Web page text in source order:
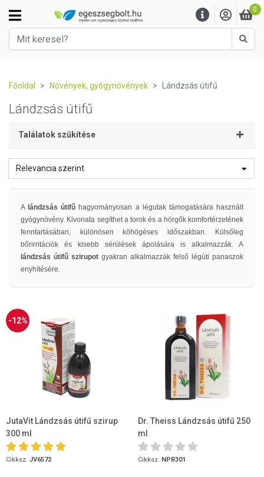
0
Főoldal Növények, gyógynövények Lándzsás útifű
Lándzsás útifű
Találatok szűkítése
Relevancia szerint
A lándzsás útifű hagyományosan a légutak támogatására használt
gyógynövény. Kivonata segíthet a torok és a hörgők komfortérzetének
fenntartásában, különösen köhögéses időszakban. Külsőleg
bőrirritációk és kisebb sérülések ápolására is alkalmazzák. A
lándzsás útifű szirupot gyakran alkalmazzák felső légúti panaszok
enyhítésére.
-12%
JutaVit Lándzsás útifű szirup
300 ml
Cikksz. JV6572
Dr. Theiss Lándzsás útifű 250
ml
Cikksz. NPR301